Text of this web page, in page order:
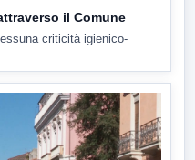
il Comune
criticità igienico-